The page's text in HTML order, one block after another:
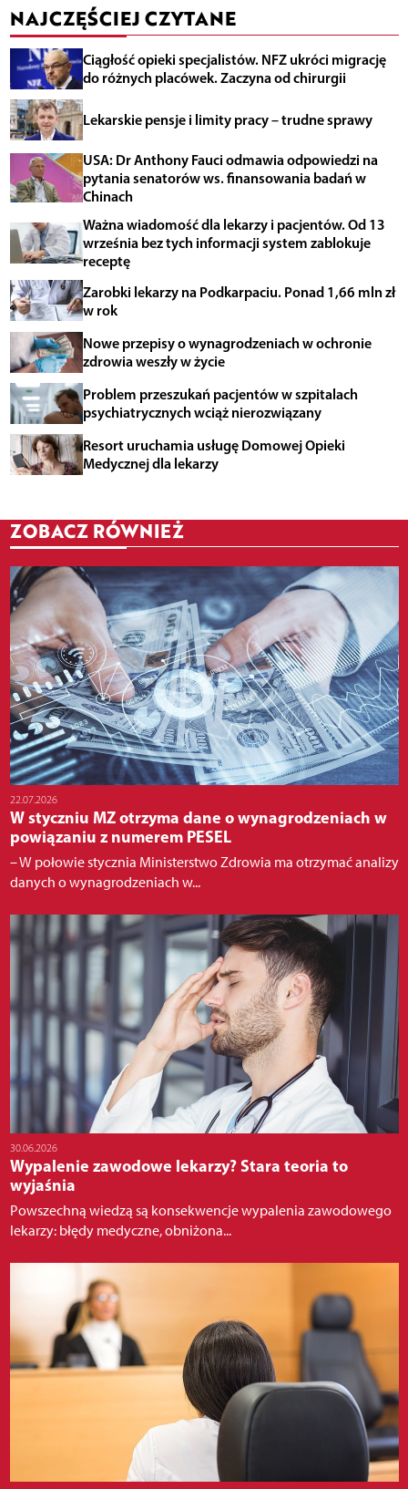
NAJCZĘŚCIEJ CZYTANE
Ciągłość opieki specjalistów. NFZ ukróci migrację
do różnych placówek. Zaczyna od chirurgii
Lekarskie pensje i limity pracy – trudne sprawy
USA: Dr Anthony Fauci odmawia odpowiedzi na
pytania senatorów ws. finansowania badań w
Chinach
Ważna wiadomość dla lekarzy i pacjentów. Od 13
września bez tych informacji system zablokuje
receptę
Zarobki lekarzy na Podkarpaciu. Ponad 1,66 mln zł
w rok
Nowe przepisy o wynagrodzeniach w ochronie
zdrowia weszły w życie
Problem przeszukań pacjentów w szpitalach
psychiatrycznych wciąż nierozwiązany
Resort uruchamia usługę Domowej Opieki
Medycznej dla lekarzy
ZOBACZ RÓWNIEŻ
22.07.2026
W styczniu MZ otrzyma dane o wynagrodzeniach w
powiązaniu z numerem PESEL
– W połowie stycznia Ministerstwo Zdrowia ma otrzymać analizy
danych o wynagrodzeniach w...
30.06.2026
Wypalenie zawodowe lekarzy? Stara teoria to
wyjaśnia
Powszechną wiedzą są konsekwencje wypalenia zawodowego
lekarzy: błędy medyczne, obniżona...